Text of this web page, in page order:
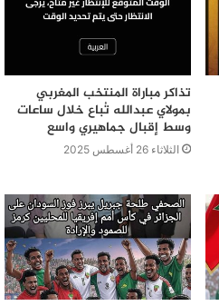
تذاكر مباراة المنتخب المغربي
بمولاي عبدالله تُباع خلال ساعات
وسط إقبال جماهيري واسع
الثلاثاء 26 أغسطس 2025